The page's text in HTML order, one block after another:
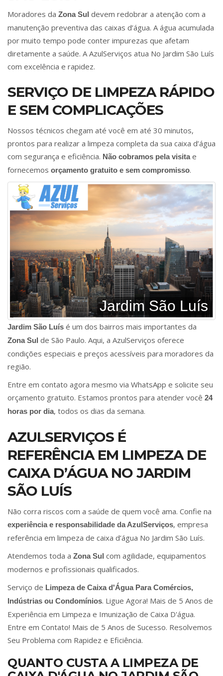
Moradores da Zona Sul devem redobrar a atenção com a
manutenção preventiva das caixas d’água. A água acumulada
por muito tempo pode conter impurezas que afetam
diretamente a saúde. A AzulServiços atua No Jardim São Luís
com excelência e rapidez.
SERVIÇO DE LIMPEZA RÁPIDO
E SEM COMPLICAÇÕES
Nossos técnicos chegam até você em até 30 minutos,
prontos para realizar a limpeza completa da sua caixa d’água
com segurança e eficiência. Não cobramos pela visitae
fornecemos orçamento gratuito e sem compromisso.
Jardim São Luís
Jardim São Luís é um dos bairros mais importantes da
Zona Sul de São Paulo. Aqui, a AzulServiços oferece
condições especiais e preços acessíveis para moradores da
região.
Entre em contato agora mesmo via WhatsApp e solicite seu
orçamento gratuito. Estamos prontos para atender você 24
horas por dia, todos os dias da semana.
AZULSERVIÇOS É
REFERÊNCIA EM LIMPEZA DE
CAIXA D’ÁGUA NO JARDIM
SÃO LUÍS
Não corra riscos com a saúde de quem você ama. Confie na
experiência e responsabilidade da AzulServiços, empresa
referência em limpeza de caixa d’água No Jardim São Luís.
Atendemos toda a Zona Sul com agilidade, equipamentos
modernos e profissionais qualificados.
Serviço de Limpeza de Caixa d'Água Para Comércios,
Indústrias ou Condomínios. Ligue Agora! Mais de 5 Anos de
Experiência em Limpeza e Imunização de Caixa D'água.
Entre em Contato! Mais de 5 Anos de Sucesso. Resolvemos
Seu Problema com Rapidez e Eficiência.
QUANTO CUSTA A LIMPEZA DE